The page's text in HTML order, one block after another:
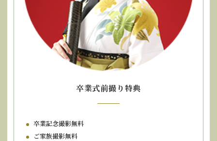
卒業式前撮り特典
卒業記念撮影無料
ご家族撮影無料